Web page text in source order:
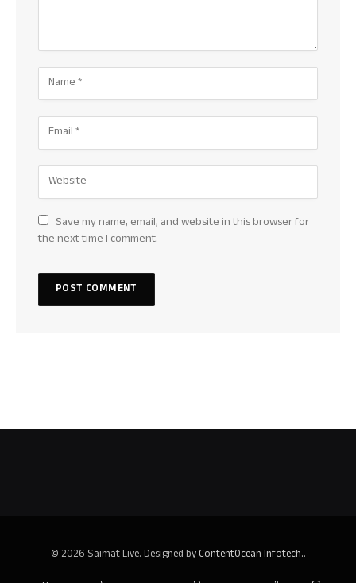
Save my name, email, and website in this browser for
the next time I comment.
© 2026 Saimat Live. Designed byContentOcean Infotech..